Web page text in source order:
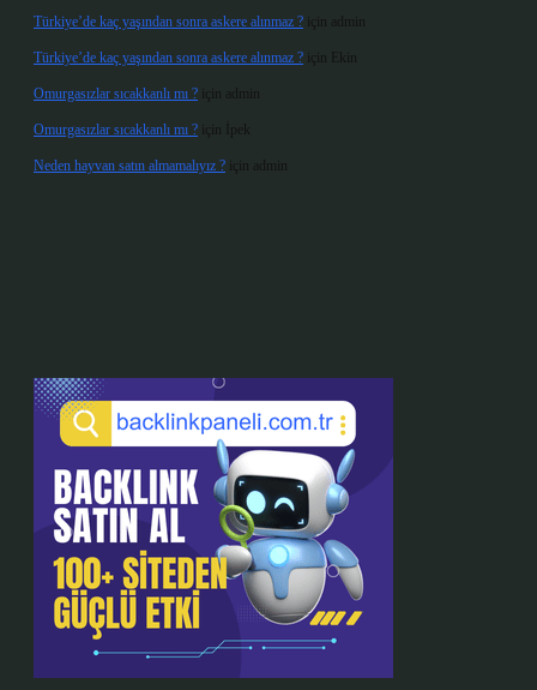
Türkiye’de kaç yaşından sonra askere alınmaz ? için admin
Türkiye’de kaç yaşından sonra askere alınmaz ? için Ekin
Omurgasızlar sıcakkanlı mı ? için admin
Omurgasızlar sıcakkanlı mı ? için İpek
Neden hayvan satın almamalıyız ? için admin